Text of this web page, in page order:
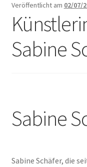
Pinsel
Leinwände
Papier
Veröffentlicht am 02/07/
Sabine
Sabine
Sabine Schäfer, die